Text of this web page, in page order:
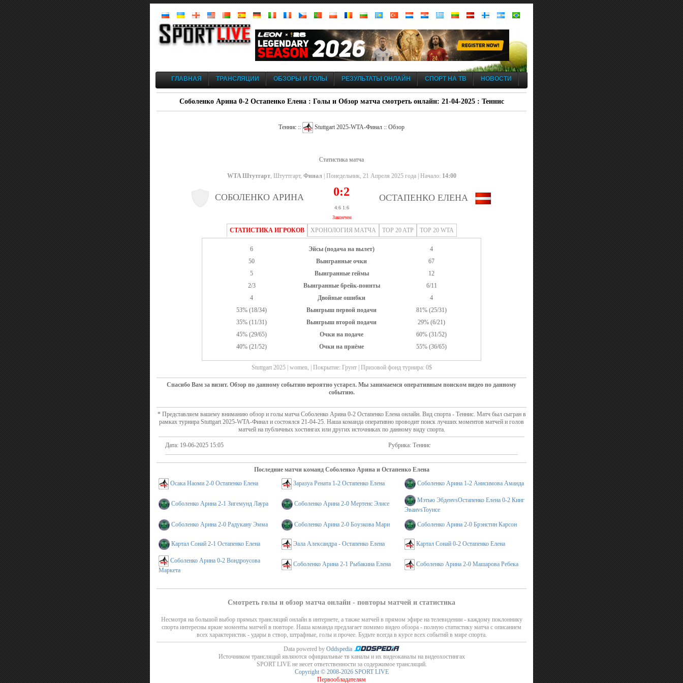
ГЛАВНАЯ ТРАНСЛЯЦИИ ОБЗОРЫ И ГОЛЫ РЕЗУЛЬТАТЫ ОНЛАЙН СПОРТ НА ТВ НОВОСТИ
Соболенко Арина 0-2 Остапенко Елена : Голы и Обзор матча смотреть онлайн: 21-04-2025 : Теннис
Теннис :: Stuttgart 2025-WTA-Финал :: Обзор
Статистика матча
WTA Штутгарт, Штуттгарт, Финал | Понедельник, 21 Апреля 2025 года | Начало: 14:00
СОБОЛЕНКО АРИНА 0:2
4:6 1:6
ОСТАПЕНКО ЕЛЕНА
Закончен
СТАТИСТИКА ИГРОКОВ ХРОНОЛОГИЯ МАТЧА TOP 20 ATP TOP 20 WTA
6 Эйсы (подача на вылет)
4
50
Выигранные очки
67
5
Выигранные геймы
12
2/3
Выигранные брейк-поинты
6/11
4
Двойные ошибки
4
53% (18/34)
Выигрыш первой подачи
81% (25/31)
35% (11/31)
Выигрыш второй подачи
29% (6/21)
45% (29/65)
Очки на подаче
60% (31/52)
40% (21/52)
Очки на приёме 55% (36/65)
Stuttgart 2025 | women, | Покрытие: Грунт | Призовой фонд турнира: 0$
Спасибо Вам за визит. Обзор по данному событию вероятно устарел. Мы занимаемся оперативным поиском видео по данному
событию.
* Представляем вашему вниманию обзор и голы матча Соболенко Арина 0-2 Остапенко Елена онлайн. Вид спорта - Теннис. Матч был сыгран в
рамках турнира Stuttgart 2025-WTA-Финал и состоялся 21-04-25. Наша команда оперативно проводит поиск лучших моментов матчей и голов
матчей на публичных хостингах или других источниках по данному виду спорта.
Дата: 19-06-2025 15:05 Рубрика: Теннис
Последние матчи команд Соболенко Арина и Остапенко Елена
Осака Наоми 2-0 Остапенко Елена
Заразуа Рената 1-2 Остапенко Елена Соболенко Арина 1-2 Анисимова Аманда
Соболенко Арина 2-1 Зигемунд Лаура Соболенко Арина 2-0 Мертенс Элисе
Мэтью ЭбденvsОстапенко Елена 0-2 Кинг
ЭванvsТоунсе
Соболенко Арина 2-0 Радукану Эмма Соболенко Арина 2-0 Боузкова Мари Соболенко Арина 2-0 Брэнстин Карсон
Картал Сонай 2-1 Остапенко Елена Эала Александра - Остапенко Елена Картал Сонай 0-2 Остапенко Елена
Соболенко Арина 0-2 Вондроусова
Маркета
Соболенко Арина 2-1 Рыбакина Елена Соболенко Арина 2-0 Машарова Ребека
Смотреть голы и обзор матча онлайн - повторы матчей и статистика
Несмотря на большой выбор прямых трансляций онлайн в интернете, а также матчей в прямом эфире на телевидении - каждому поклоннику
спорта интересны яркие моменты матчей в повторе. Наша команда предлагает помимо видео обзора - полную статистику матча с описанием
всех характеристик - удары в створ, штрафные, голы и прочее. Будьте всегда в курсе всех событий в мире спорта.
Data powered by Oddspedia
Источником трансляций являются официальные тв каналы и их видеоканалы на видеохостингах
SPORT LIVE не несет ответственности за содержимое трансляций.
Copyright © 2008-2026 SPORT LIVE
Первообладателям